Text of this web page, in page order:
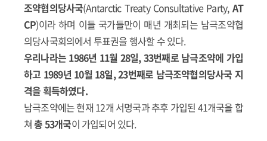
조약협의당사국(Antarctic Treaty Consultative Party, AT
CP)이라 하며 이들 국가들만이 매년 개최되는 남극조약협
의당사국회의에서 투표권을 행사할 수 있다.
우리나라는 1986년 11월 28일, 33번째로 남극조약에 가입
하고 1989년 10월 18일, 23번째로 남극조약협의당사국 지
격을 획득하였다.
남극조약에는 현재 12개 서명국과 추후 가입된 41개국을 합
쳐총 53개국이 가입되어 있다.